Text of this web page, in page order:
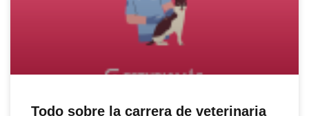
Todo sobre la carrera de veterinaria